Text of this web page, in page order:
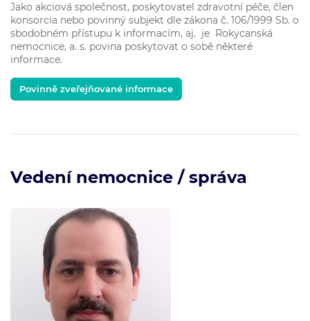
Jako akciová společnost, poskytovatel zdravotní péče, člen
konsorcia nebo povinný subjekt dle zákona č. 106/1999 Sb. o
sbodobném přístupu k informacím, aj. je Rokycanská
nemocnice, a. s. povina poskytovat o sobě některé
informace.
Povinně zveřejňované informace
Vedení nemocnice / správa